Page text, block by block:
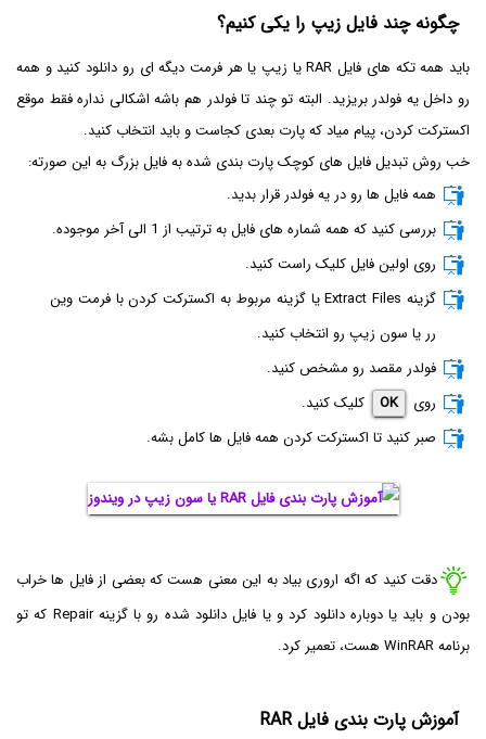
چگونه چند فایل زیپ را یکی کنیم؟
باید همه تکه های فایل RAR یا زیپ یا هر فرمت دیگه ای رو دانلود کنید و همه
رو داخل یه فولدر بریزید. البته تو چند تا فولدر هم باشه اشکالی نداره فقط موقع
اکسترکت کردن، پیام میاد که پارت بعدی کجاست و باید انتخاب کنید.
خب روش تبدیل فایل های کوچک پارت بندی شده به فایل بزرگ به این صورته:
همه فایل ها رو در یه فولدر قرار بدید.
بررسی کنید که همه شماره های فایل به ترتیب از 1 الی آخر موجوده.
روی اولین فایل کلیک راست کنید.
گزینه Extract Files یا گزینه مربوط به اکسترکت کردن با فرمت وین
رر یا سون زیپ رو انتخاب کنید.
فولدر مقصد رو مشخص کنید.
روی
OK
کلیک کنید.
صبر کنید تا اکسترکت کردن همه فایل ها کامل بشه.
دقت کنید که اگه اروری بیاد به این معنی هست که بعضی از فایل ها خراب
بودن و باید یا دوباره دانلود کرد و یا فایل دانلود شده رو با گزینه Repair که تو
برنامه WinRAR هست، تعمیر کرد.
آموزش پارت بندی فایل RAR